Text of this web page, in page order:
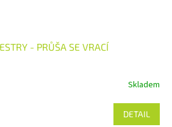
- PRŮŠA SE VRACÍ
Skladem
DETAIL